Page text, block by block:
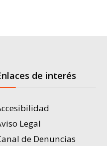
de interés
Legal
de Denuncias